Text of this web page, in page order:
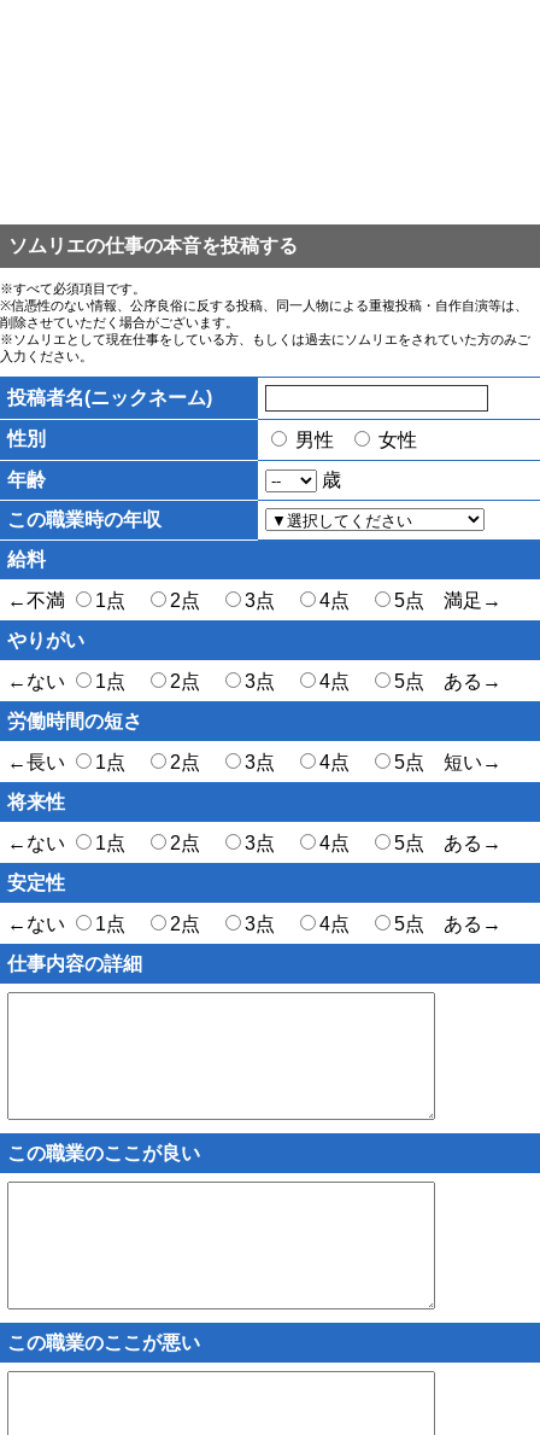
ソムリエの仕事の本音を投稿する
※すべて必須項目です。
※信憑性のない情報、公序良俗に反する投稿、同一人物による重複投稿・自作自演等は、
削除させていただく場合がございます。
※ソムリエとして現在仕事をしている方、もしくは過去にソムリエをされていた方のみご
入力ください。
投稿者名(ニックネーム)
性別
男性
女性
年齢
歳
この職業時の年収
給料
←不満
1点 2点 3点 4点
5点 満足→
やりがい
←ない
1点 2点 3点 4点
5点 ある→
労働時間の短さ
←長い
1点 2点 3点 4点
5点 短い→
将来性
←ない
1点 2点 3点 4点
5点 ある→
安定性
←ない
1点 2点 3点 4点
5点 ある→
仕事内容の詳細
この職業のここが良い
この職業のここが悪い